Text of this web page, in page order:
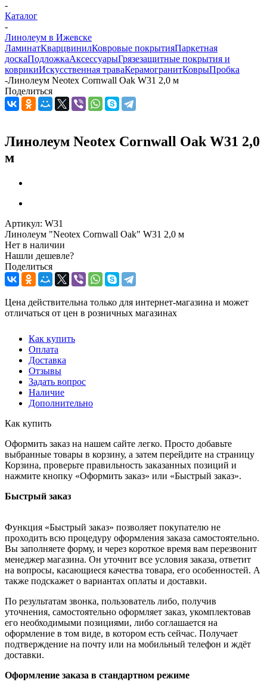
-
Каталог
-
Линолеум в Ижевске
ЛаминатКварцвинилКовровые покрытияПаркетная
доскаПодложкаАксессуарыГрязезащитные покрытия и
коврикиИскусственная траваКерамогранитКоврыПробка
-Линолеум Neotex Cornwall Oak W31 2,0 м
Поделиться
Линолеум Neotex Cornwall Oak W31 2,0
м
Артикул: W31
Линолеум "Neotex Cornwall Oak" W31 2,0 м
Нет в наличии
Нашли дешевле?
Поделиться
Цена действительна только для интернет-магазина и может
отличаться от цен в розничных магазинах
Как купить
Оплата
Доставка
Отзывы
Задать вопрос
Наличие
Дополнительно
Как купить
Оформить заказ на нашем сайте легко. Просто добавьте
выбранные товары в корзину, а затем перейдите на страницу
Корзина, проверьте правильность заказанных позиций и
нажмите кнопку «Оформить заказ» или «Быстрый заказ».
Быстрый заказ
Функция «Быстрый заказ» позволяет покупателю не
проходить всю процедуру оформления заказа самостоятельно.
Вы заполняете форму, и через короткое время вам перезвонит
менеджер магазина. Он уточнит все условия заказа, ответит
на вопросы, касающиеся качества товара, его особенностей. А
также подскажет о вариантах оплаты и доставки.
По результатам звонка, пользователь либо, получив
уточнения, самостоятельно оформляет заказ, укомплектовав
его необходимыми позициями, либо соглашается на
оформление в том виде, в котором есть сейчас. Получает
подтверждение на почту или на мобильный телефон и ждёт
доставки.
Оформление заказа в стандартном режиме